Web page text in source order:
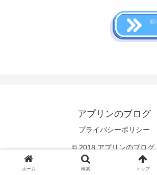
アプリンのブログ
プライバシーポリシー
© 2018 アプリンのブログ.
ホーム 検索 トップ